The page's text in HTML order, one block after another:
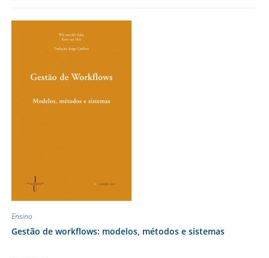
Ensino
Gestão de workflows: modelos, métodos e sistemas